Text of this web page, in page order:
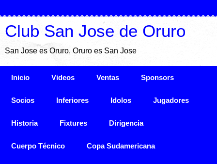
Club San Jose de Oruro
San Jose es Oruro, Oruro es San Jose
Inicio Videos Ventas Sponsors
Socios Inferiores Idolos Jugadores
Historia Fixtures Dirigencia
Cuerpo Técnico Copa Sudamericana